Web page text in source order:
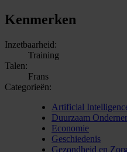
Kenmerken
Inzetbaarheid:
Training
Talen:
Frans
Categorieën:
Artificial
Duurzaam
Economie
Geschiedenis
Gezondheid en Zorg